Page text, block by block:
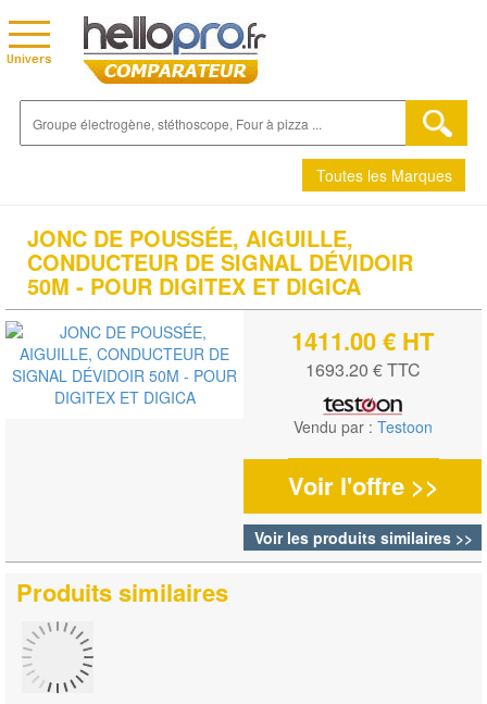
Toutes les Marques
JONC DE POUSSÉE, AIGUILLE,
CONDUCTEUR DE SIGNAL DÉVIDOIR
50M - POUR DIGITEX ET DIGICA
1411.00 € HT
1693.20 € TTC
Vendu par : Testoon
Voir l'offre >>
Voir les produits similaires >>
Produits similaires